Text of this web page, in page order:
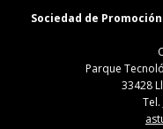
Sociedad de
Parque
33428
Tel.